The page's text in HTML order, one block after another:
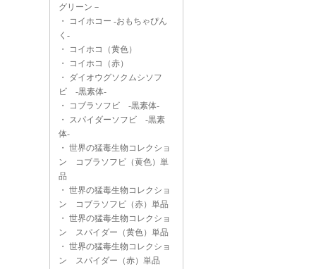
グリーン－
・
コイホコー -おもちゃぴん
く-
・
コイホコ（黄色）
・
コイホコ（赤）
・ ダイオウグソクムシソフ
ビ -黒素体-
・
コブラソフビ -黒素体-
・ スパイダーソフビ -黒素
体-
・ 世界の猛毒生物コレクショ
ン コブラソフビ（黄色）単
品
・ 世界の猛毒生物コレクショ
ン コブラソフビ（赤）単品
・ 世界の猛毒生物コレクショ
ン スパイダー（黄色）単品
・ 世界の猛毒生物コレクショ
ン スパイダー（赤）単品